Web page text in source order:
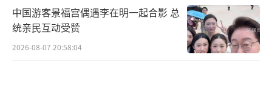
中国游客景福宫偶遇李在明一起合影 总
统亲民互动受赞
2026-08-07 20:58:04